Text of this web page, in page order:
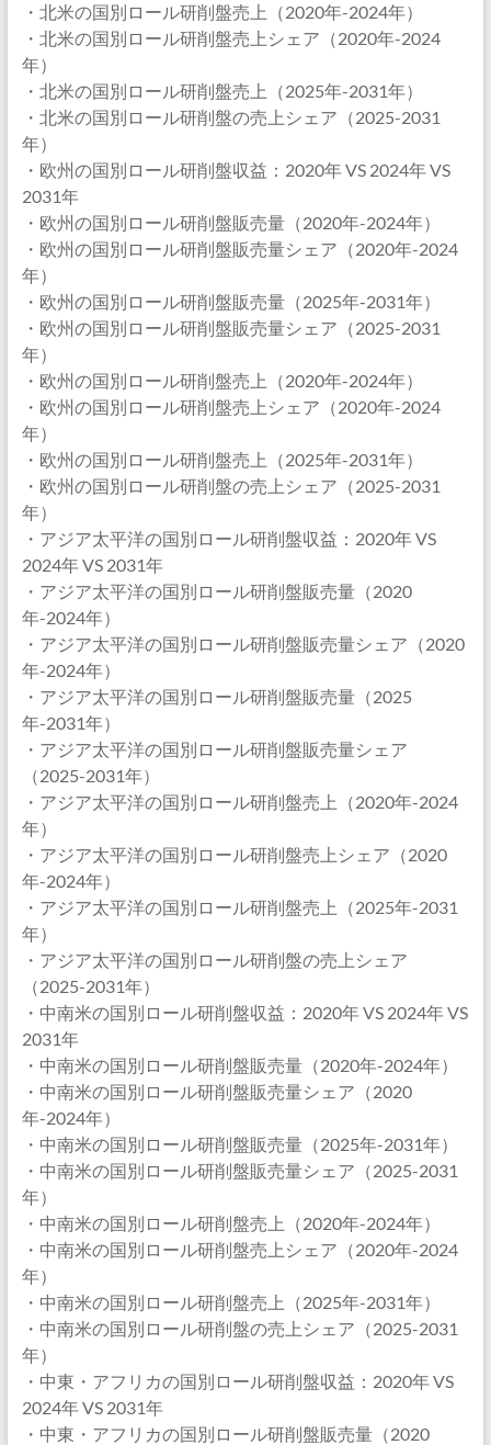
・北米の国別ロール研削盤売上（2020年-2024年）
・北米の国別ロール研削盤売上シェア（2020年-2024
年）
・北米の国別ロール研削盤売上（2025年-2031年）
・北米の国別ロール研削盤の売上シェア（2025-2031
年）
・欧州の国別ロール研削盤収益：2020年 VS 2024年 VS
2031年
・欧州の国別ロール研削盤販売量（2020年-2024年）
・欧州の国別ロール研削盤販売量シェア（2020年-2024
年）
・欧州の国別ロール研削盤販売量（2025年-2031年）
・欧州の国別ロール研削盤販売量シェア（2025-2031
年）
・欧州の国別ロール研削盤売上（2020年-2024年）
・欧州の国別ロール研削盤売上シェア（2020年-2024
年）
・欧州の国別ロール研削盤売上（2025年-2031年）
・欧州の国別ロール研削盤の売上シェア（2025-2031
年）
・アジア太平洋の国別ロール研削盤収益：2020年 VS
2024年 VS 2031年
・アジア太平洋の国別ロール研削盤販売量（2020
年-2024年）
・アジア太平洋の国別ロール研削盤販売量シェア（2020
年-2024年）
・アジア太平洋の国別ロール研削盤販売量（2025
年-2031年）
・アジア太平洋の国別ロール研削盤販売量シェア
（2025-2031年）
・アジア太平洋の国別ロール研削盤売上（2020年-2024
年）
・アジア太平洋の国別ロール研削盤売上シェア（2020
年-2024年）
・アジア太平洋の国別ロール研削盤売上（2025年-2031
年）
・アジア太平洋の国別ロール研削盤の売上シェア
（2025-2031年）
・中南米の国別ロール研削盤収益：2020年 VS 2024年 VS
2031年
・中南米の国別ロール研削盤販売量（2020年-2024年）
・中南米の国別ロール研削盤販売量シェア（2020
年-2024年）
・中南米の国別ロール研削盤販売量（2025年-2031年）
・中南米の国別ロール研削盤販売量シェア（2025-2031
年）
・中南米の国別ロール研削盤売上（2020年-2024年）
・中南米の国別ロール研削盤売上シェア（2020年-2024
年）
・中南米の国別ロール研削盤売上（2025年-2031年）
・中南米の国別ロール研削盤の売上シェア（2025-2031
年）
・中東・アフリカの国別ロール研削盤収益：2020年 VS
2024年 VS 2031年
・中東・アフリカの国別ロール研削盤販売量（2020